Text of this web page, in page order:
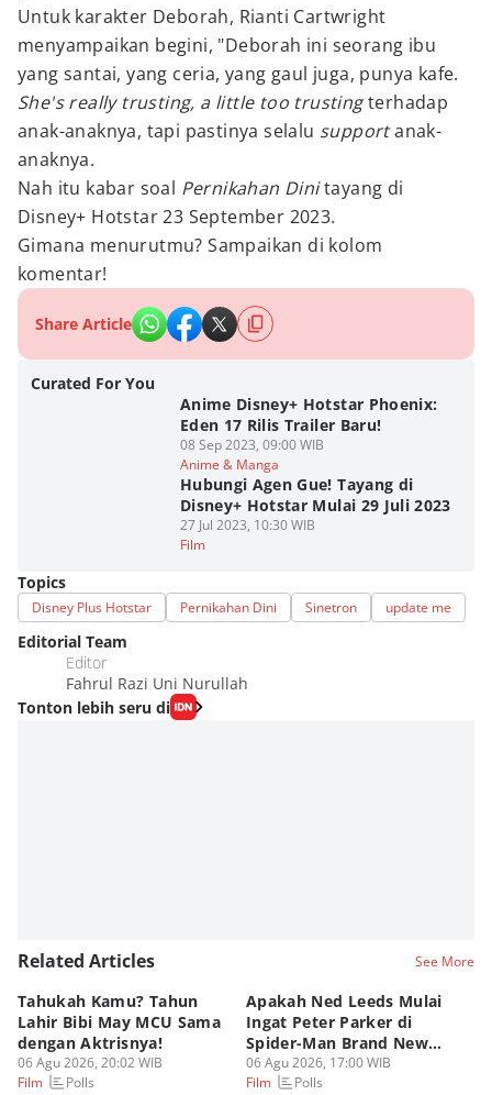
Untuk karakter Deborah, Rianti Cartwright
menyampaikan begini, "Deborah ini seorang ibu
yang santai, yang ceria, yang gaul juga, punya kafe.
She's really trusting, a little too trustingterhadap
anak-anaknya, tapi pastinya selalu supportanak-
anaknya.
Nah itu kabar soal Pernikahan Dinitayang di
Disney+ Hotstar 23 September 2023.
Gimana menurutmu? Sampaikan di kolom
komentar!
Share Article
Curated For You
Anime Disney+ Hotstar Phoenix:
Eden 17 Rilis Trailer Baru!
08 Sep 2023, 09:00 WIB
Anime & Manga
Hubungi Agen Gue! Tayang di
Disney+ Hotstar Mulai 29 Juli 2023
27 Jul 2023, 10:30 WIB
Film
Topics
Disney Plus Hotstar Pernikahan Dini Sinetron update me
Editorial Team
Editor
Fahrul Razi Uni Nurullah
Tonton lebih seru di
Related Articles See More
Tahukah Kamu? Tahun
Lahir Bibi May MCU Sama
dengan Aktrisnya!
06 Agu 2026, 20:02 WIB
Film
Polls
Apakah Ned Leeds Mulai
Ingat Peter Parker di
Spider-Man Brand New
Day?
06 Agu 2026, 17:00 WIB
Film
Polls